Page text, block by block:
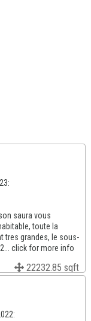
saura vous
toute la
tres grandes, le sous-
click for more info
22232.85 sqft